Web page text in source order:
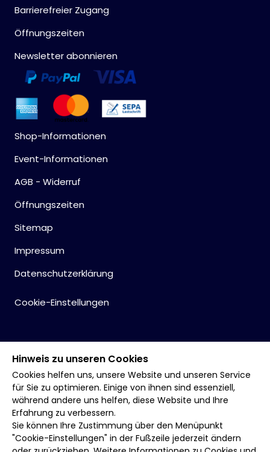
Barrierefreier Zugang
Öffnungszeiten
Newsletter abonnieren
Shop-Informationen
Event-Informationen
AGB - Widerruf
Öffnungszeiten
Sitemap
Impressum
Datenschutzerklärung
Cookie-Einstellungen
Hinweis zu unseren Cookies
Cookies helfen uns, unsere Website und unseren Service
für Sie zu optimieren. Einige von ihnen sind essenziell,
während andere uns helfen, diese Website und Ihre
Erfahrung zu verbessern.
Sie können Ihre Zustimmung über den Menüpunkt
"Cookie-Einstellungen" in der Fußzeile jederzeit ändern